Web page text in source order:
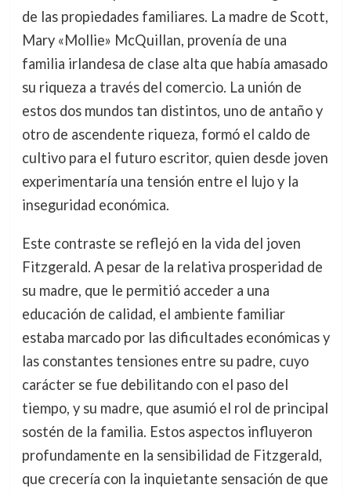
de las propiedades familiares. La madre de Scott,
Mary «Mollie» McQuillan, provenía de una
familia irlandesa de clase alta que había amasado
su riqueza a través del comercio. La unión de
estos dos mundos tan distintos, uno de antaño y
otro de ascendente riqueza, formó el caldo de
cultivo para el futuro escritor, quien desde joven
experimentaría una tensión entre el lujo y la
inseguridad económica.
Este contraste se reflejó en la vida del joven
Fitzgerald. A pesar de la relativa prosperidad de
su madre, que le permitió acceder a una
educación de calidad, el ambiente familiar
estaba marcado por las dificultades económicas y
las constantes tensiones entre su padre, cuyo
carácter se fue debilitando con el paso del
tiempo, y su madre, que asumió el rol de principal
sostén de la familia. Estos aspectos influyeron
profundamente en la sensibilidad de Fitzgerald,
que crecería con la inquietante sensación de que